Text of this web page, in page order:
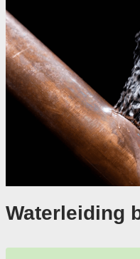
Waterleiding